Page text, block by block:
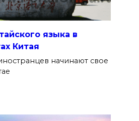
языка в
Китая
начинают свое